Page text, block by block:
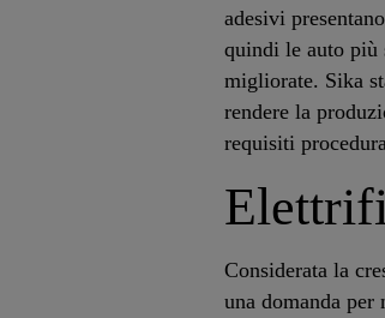
adesivi
quindi le auto più
migliorate. Sika
rendere la
requisiti
Considerata la
una domanda